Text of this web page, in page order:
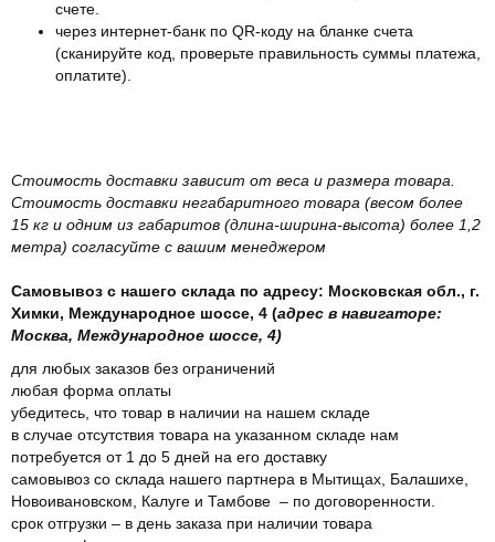
счете.
через интернет-банк по QR-коду на бланке счета
(сканируйте код, проверьте правильность суммы платежа,
оплатите).
Стоимость доставки зависит от веса и размера товара.
Стоимость доставки негабаритного товара (весом более
15 кг и одним из габаритов (длина-ширина-высота) более 1,2
метра) согласуйте с вашим менеджером
Самовывоз с нашего склада по адресу: Московская обл., г.
Химки, Международное шоссе, 4 (адрес в навигаторе:
Москва, Международное шоссе, 4)
для любых заказов без ограничений
любая форма оплаты
убедитесь, что товар в наличии на нашем складе
в случае отсутствия товара на указанном складе нам
потребуется от 1 до 5 дней на его доставку
самовывоз со склада нашего партнера в Мытищах, Балашихе,
Новоивановском, Калуге и Тамбове – по договоренности.
срок отгрузки – в день заказа при наличии товара